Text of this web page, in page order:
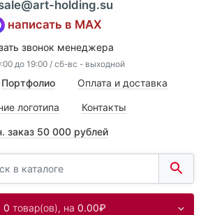
holding.su
написать в MAX
звонок менеджера
до 19:00 / сб-вс - выходной
Портфолио Оплата и доставка
логотипа Контакты
заказ 50 000 рублей
0 товар(ов), на 0.00₽